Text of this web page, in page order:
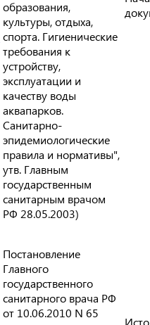
образования,
культуры, отдыха,
спорта. Гигиенические
требования к
устройству,
эксплуатации и
качеству воды
аквапарков.
Санитарно-
эпидемиологические
правила и нормативы",
утв. Главным
государственным
санитарным врачом
РФ 28.05.2003)
Постановление
Главного
государственного
санитарного врача РФ
от 10.06.2010 N 65